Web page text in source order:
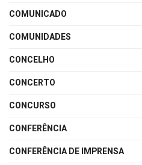
COMUNICADO
COMUNIDADES
CONCELHO
CONCERTO
CONCURSO
CONFERÊNCIA
CONFERÊNCIA DE IMPRENSA